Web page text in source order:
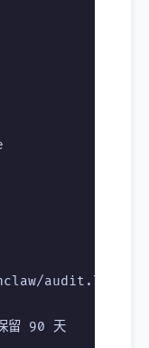
audit.log